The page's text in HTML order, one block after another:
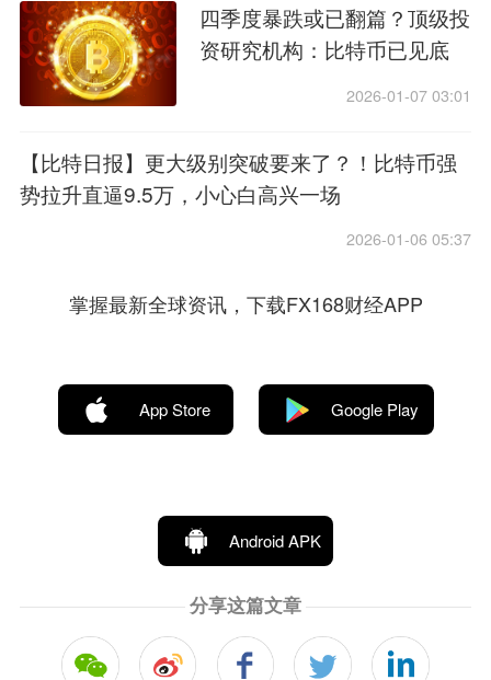
四季度暴跌或已翻篇？顶级投
资研究机构：比特币已见底
2026-01-07 03:01
【比特日报】更大级别突破要来了？！比特币强
势拉升直逼9.5万，小心白高兴一场
2026-01-06 05:37
掌握最新全球资讯，下载FX168财经APP
App Store Google Play
Android APK
分享这篇文章